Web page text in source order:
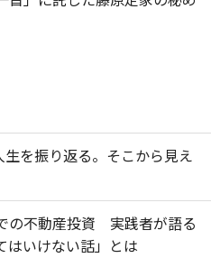
生を振り返る。そこから見え
の不動産投資 実践者が語る
はいけない話」とは